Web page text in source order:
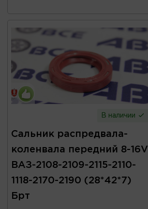
В наличии
Сальник распредвала-
коленвала передний 8-16V
ВАЗ-2108-2109-2115-2110-
1118-2170-2190 (28*42*7)
Брт